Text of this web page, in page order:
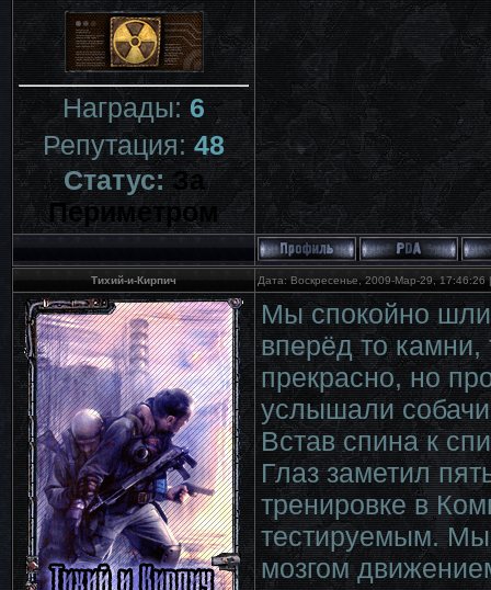
Награды:6
Репутация:48
Статус:За
Периметром
Тихий-и-Кирпич Дата: Воскресенье, 2009-Мар-29,
Мы спокойно шли
вперёд то камни,
прекрасно, но
услышали
Встав спина к
Глаз заметил
тренировке в
тестируемым.
мозгом